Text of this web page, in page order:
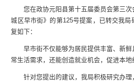
您在政协元阳县第十五届委员会第三
城区早市街》的第125号提案，已转交我
复如下：
早市街不仅能够为居民提供丰富、新
常生活需求，还能创造就业机会，促进本地
针对您提出的建议，我局积极研究办理